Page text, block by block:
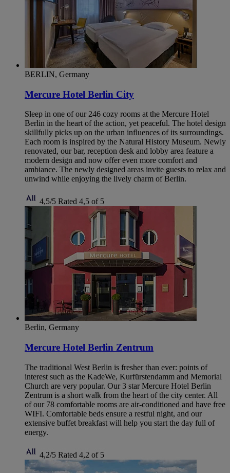
BERLIN, Germany
Mercure Hotel Berlin City
Sleep in one of our 246 cozy rooms at the Mercure Hotel
Berlin in the heart of the action, yet peaceful. The hotel design
skillfully picks up on the urban influences of its surroundings.
Each room is inspired by the Natural History Museum. Newly
renovated, our bar, reception desk and lobby area feature a
modern design and now offer even more comfort and
ambiance. The newly designed areas invite guests to relax and
unwind while enjoying the lively charm of Berlin.
4,5/5 Rated 4,5 of 5
Berlin, Germany
Mercure Hotel Berlin Zentrum
The traditional West Berlin is fresher than ever: points of
interest such as the KadeWe, Kurfürstendamm and Memorial
Church are very popular. Our 3 star Mercure Hotel Berlin
Zentrum is a short walk from the heart of the city center. All
of our 78 comfortable rooms are air-conditioned and have free
WIFI. Comfortable beds ensure a restful night, and our
extensive buffet breakfast will help you start the day full of
energy.
4,2/5 Rated 4,2 of 5